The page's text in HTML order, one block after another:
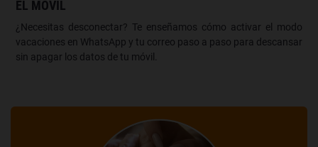
EL MÓVIL
¿Necesitas desconectar? Te enseñamos cómo activar el modo
vacaciones en WhatsApp y tu correo paso a paso para descansar
sin apagar los datos de tu móvil.